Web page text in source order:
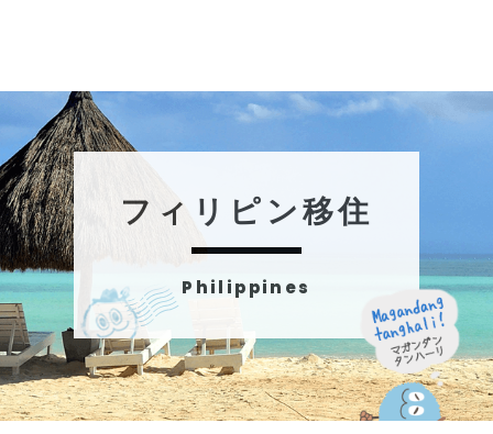
フィリピン移住
Philippines